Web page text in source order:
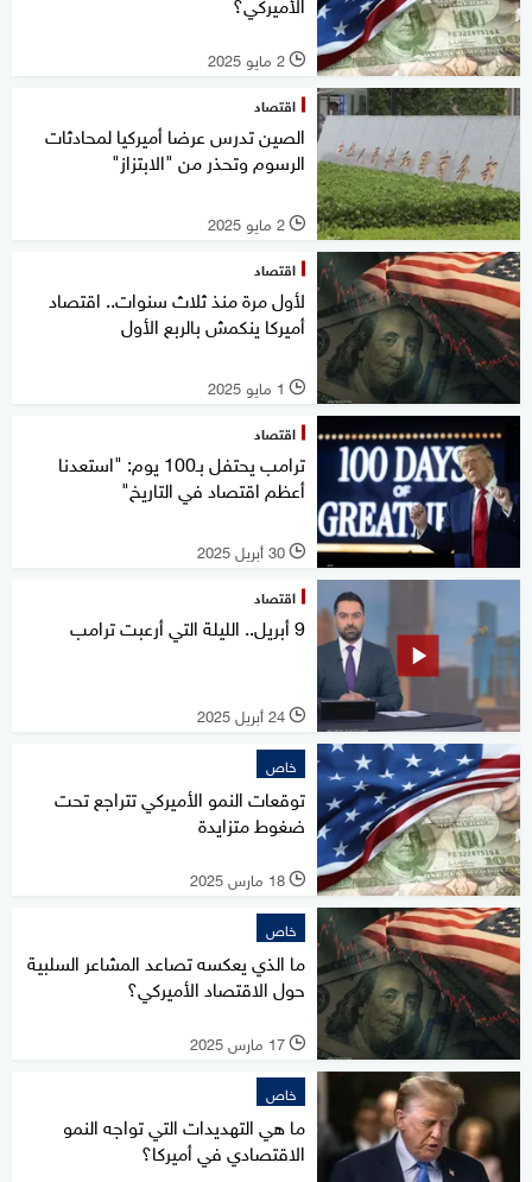
l 2 مايو 2025
اقتصاد
الصين تدرس عرضا أميركيا لمحادثات
الرسوم وتحذر من "الابتزاز"
l 2 مايو 2025
اقتصاد
لأول مرة منذ ثلاث سنوات.. اقتصاد
أميركا ينكمش بالربع الأول
l 1 مايو 2025
اقتصاد
ترامب يحتفل بـ100 يوم: "استعدنا
أعظم اقتصاد في التاريخ"
l 30 أبريل 2025
اقتصاد
9 أبريل.. الليلة التي أرعبت ترامب
l 24 أبريل 2025
خاص
توقعات النمو الأميركي تتراجع تحت
ضغوط متزايدة
l 18 مارس 2025
خاص
ما الذي يعكسه تصاعد المشاعر السلبية
حول الاقتصاد الأميركي؟
l 17 مارس 2025
خاص
ما هي التهديدات التي تواجه النمو
الاقتصادي في أميركا؟